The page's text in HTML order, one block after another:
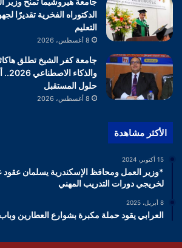
الدكتوراه الفخرية تقديرًا
التعليم
8 أغسطس، 2026
جامعة كفر الشيخ تطلق
حلول المستقبل
8 أغسطس، 2026
الأكثر مشاهدة
15 أكتوبر، 2024
*وزير العمل ومحافظ الإسكندرية يسلمان عقود
لخريجي دورات التدريب المهني
8 أبريل، 2025
العرابي يقود حملة مكبرة بشوارع العطارين